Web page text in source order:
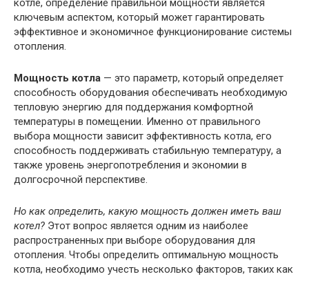
котле, определение правильной мощности является
ключевым аспектом, который может гарантировать
эффективное и экономичное функционирование системы
отопления.
Мощность котла — это параметр, который определяет
способность оборудования обеспечивать необходимую
тепловую энергию для поддержания комфортной
температуры в помещении. Именно от правильного
выбора мощности зависит эффективность котла, его
способность поддерживать стабильную температуру, а
также уровень энергопотребления и экономии в
долгосрочной перспективе.
Но как определить, какую мощность должен иметь ваш
котел? Этот вопрос является одним из наиболее
распространенных при выборе оборудования для
отопления. Чтобы определить оптимальную мощность
котла, необходимо учесть несколько факторов, таких как